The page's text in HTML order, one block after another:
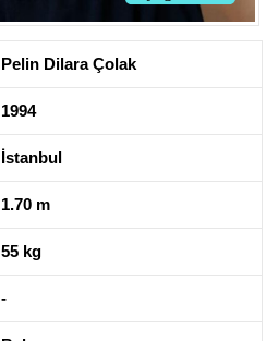
Pelin Dilara Çolak
1994
İstanbul
1.70 m
55 kg
-